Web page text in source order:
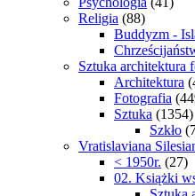
Religia (88)
Buddyzm -
Sztuka architektura
Architektura
Fotografia
Sztuka (1354)
Szkło
Vratislaviana
< 1950r. (27)
02. Książki